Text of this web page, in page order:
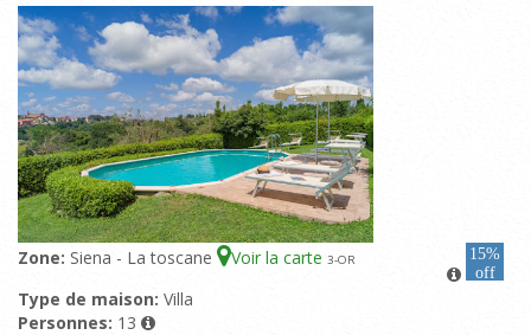
Zone: Siena - La toscane Voir la carte 3-OR
15%
off
Type de maison: Villa
Personnes: 13